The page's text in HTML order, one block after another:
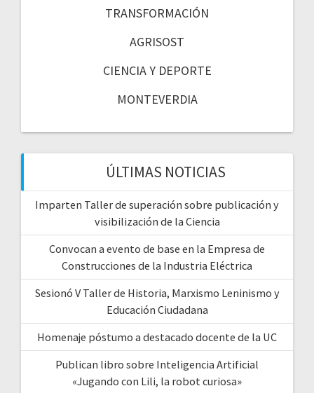
TRANSFORMACIÓN
AGRISOST
CIENCIA Y DEPORTE
MONTEVERDIA
ÚLTIMAS NOTICIAS
Imparten Taller de superación sobre publicación y
visibilización de la Ciencia
Convocan a evento de base en la Empresa de
Construcciones de la Industria Eléctrica
Sesionó V Taller de Historia, Marxismo Leninismo y
Educación Ciudadana
Homenaje póstumo a destacado docente de la UC
Publican libro sobre Inteligencia Artificial
«Jugando con Lili, la robot curiosa»